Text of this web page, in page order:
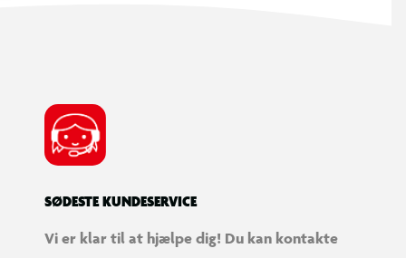
SØDESTE KUNDESERVICE
Vi er klar til at hjælpe dig! Du kan kontakte